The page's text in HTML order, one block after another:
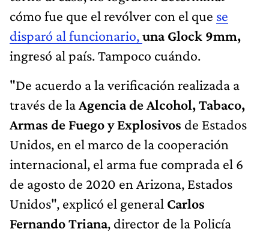
cómo fue que el revólver con el que se
disparó al funcionario,una Glock 9mm,
ingresó al país. Tampoco cuándo.
"De acuerdo a la verificación realizada a
través de laAgencia de Alcohol, Tabaco,
Armas de Fuego y Explosivos de Estados
Unidos, en el marco de la cooperación
internacional, el arma fue comprada el 6
de agosto de 2020 en Arizona, Estados
Unidos", explicó el general Carlos
Fernando Triana, director de la Policía